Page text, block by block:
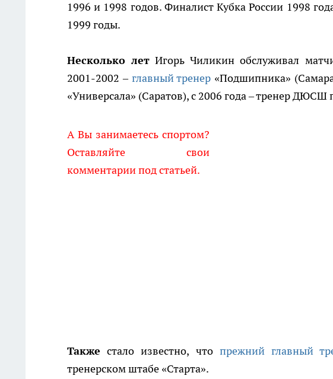
1996 и 1998 годов. Финалист Кубка России 1998
1999 годы.
Несколько лет Игорь Чиликин обслуживал
2001-2002 – главный тренер «Подшипника»
«Универсала» (Саратов), с 2006 года – тренер
А Вы занимаетесь спортом?
Оставляйте свои
комментарии под статьей.
Также стало известно, что прежний главный
тренерском штабе «Старта».